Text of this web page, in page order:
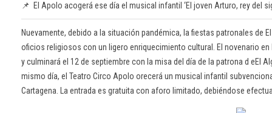
📌 El Apolo acogerá ese día el musical infantil ‘El joven Arturo, rey del
Nuevamente, debido a la situación pandémica, la fiestas patronales de
oficios religiosos con un ligero enriquecimiento cultural. El novenario
y culminará el 12 de septiembre con la misa del día de la patrona d eEl
mismo día, el Teatro Circo Apolo orecerá un musical infantil
Cartagena. La entrada es gratuita con aforo limitado, debiéndose